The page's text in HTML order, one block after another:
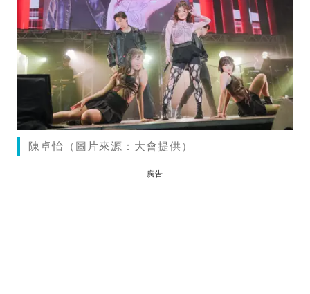
陳卓怡（圖片來源：大會提供）
廣告